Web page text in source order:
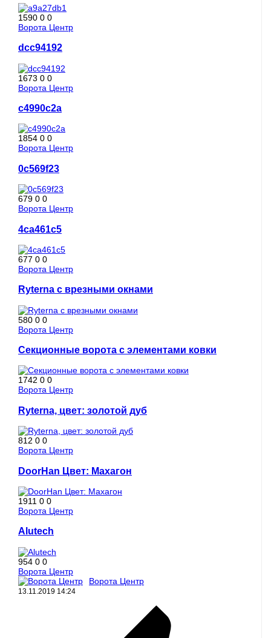
1590 0 0
Ворота Центр
dcc94192
1673 0 0
Ворота Центр
c4990c2a
1854 0 0
Ворота Центр
0c569f23
679 0 0
Ворота Центр
4ca461c5
677 0 0
Ворота Центр
Ryterna с врезными окнами
580 0 0
Ворота Центр
Секционные ворота с элементами ковки
1742 0 0
Ворота Центр
Ryterna, цвет: золотой дуб
812 0 0
Ворота Центр
DoorHan Цвет: Махагон
1911 0 0
Ворота Центр
Alutech
954 0 0
Ворота Центр
Ворота Центр
13.11.2019 14:24